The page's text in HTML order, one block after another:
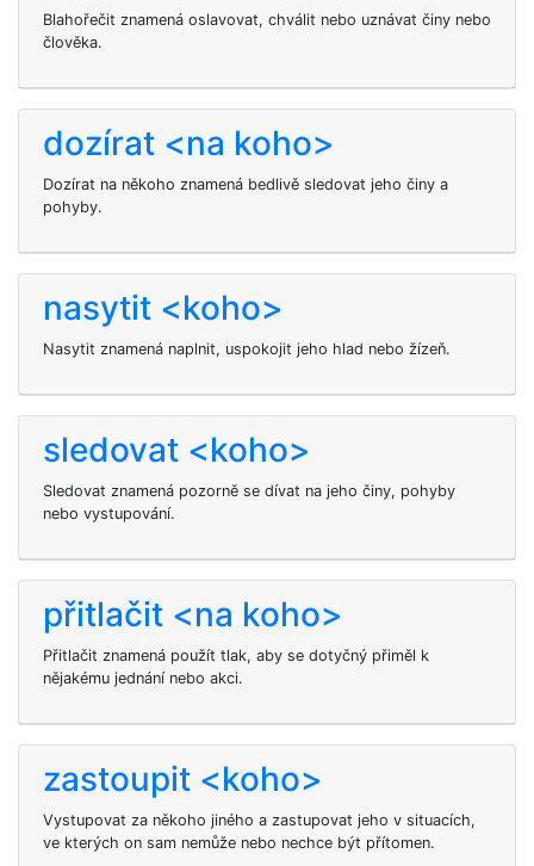
Blahořečit znamená oslavovat, chválit nebo uznávat činy nebo
člověka.
dozírat <na koho>
Dozírat na někoho znamená bedlivě sledovat jeho činy a
pohyby.
nasytit <koho>
Nasytit znamená naplnit, uspokojit jeho hlad nebo žízeň.
sledovat <koho>
Sledovat znamená pozorně se dívat na jeho činy, pohyby
nebo vystupování.
přitlačit <na koho>
Přitlačit znamená použít tlak, aby se dotyčný přiměl k
nějakému jednání nebo akci.
zastoupit <koho>
Vystupovat za někoho jiného a zastupovat jeho v situacích,
ve kterých on sam nemůže nebo nechce být přítomen.